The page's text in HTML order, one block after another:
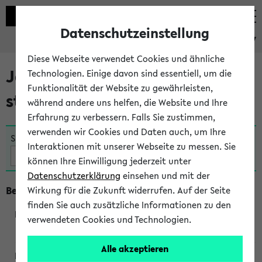
eKVV
Jetzt und in Kürze
stattfindende Veranstaltungen
Suche:
Beginn um 8 Uhr
Datenschutzeinstellung
Diese Webseite verwendet Cookies und ähnliche
Technologien. Einige davon sind essentiell, um die
Funktionalität der Website zu gewährleisten,
während andere uns helfen, die Website und Ihre
Erfahrung zu verbessern. Falls Sie zustimmen,
verwenden wir Cookies und Daten auch, um Ihre
Interaktionen mit unserer Webseite zu messen. Sie
können Ihre Einwilligung jederzeit unter
Datenschutzerklärung einsehen und mit der
Wirkung für die Zukunft widerrufen. Auf der Seite
finden Sie auch zusätzliche Informationen zu den
verwendeten Cookies und Technologien.
Alle akzeptieren